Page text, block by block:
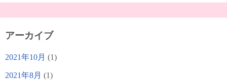
アーカイブ
2021年10月 (1)
2021年8月 (1)